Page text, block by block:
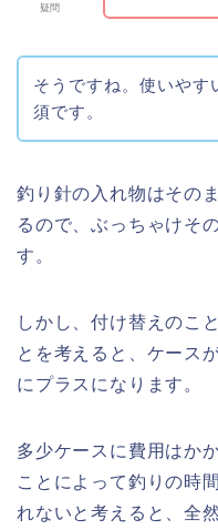
疑問
そうですね。使いやす
須です。
釣り針の入れ物はその
るので、ぶっちゃけそ
す。
しかし、付け替えのこ
とを考えると、ケース
にプラスになります。
多少ケースに費用はか
ことによって釣りの時
れないと考えると、全